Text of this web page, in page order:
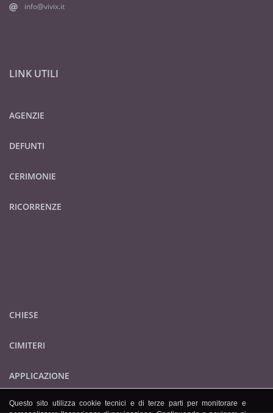
info@vivix.it
LINK UTILI
AGENZIE
DEFUNTI
CERIMONIE
RICORRENZE
CHIESE
CIMITERI
APPLICAZIONE
Questo sito utilizza cookie tecnici e di terze parti per monitorare e